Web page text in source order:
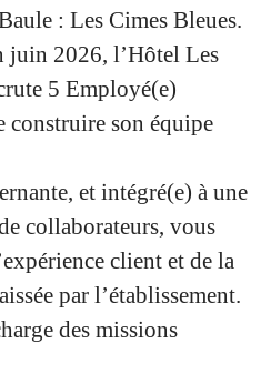
: Les Cimes Bleues.
juin 2026, l’Hôtel Les
5 Employé(e)
construire son équipe
et intégré(e) à une
collaborateurs, vous
client et de la
par l’établissement.
des missions